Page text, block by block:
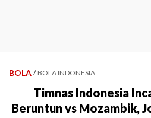
BOLA / BOLA INDONESIA
Timnas Indonesia
Beruntun vs Mozambik,